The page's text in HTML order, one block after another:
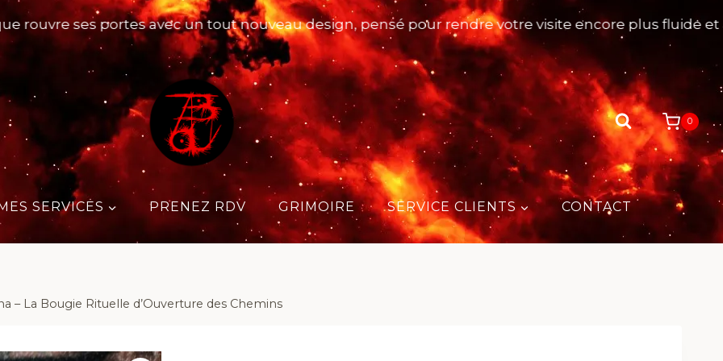
ses portes avec un tout nouveau design, pensé pour rendre votre visite encore plus fluide et
0
MES SERVICES PRENEZ RDV GRIMOIRE SERVICE CLIENTS CONTACT
– La Bougie Rituelle d’Ouverture des Chemins